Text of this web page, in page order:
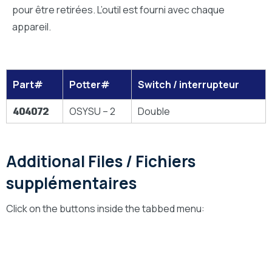
pour être retirées. L’outil est fourni avec chaque
appareil.
Part# Potter#
Switch / interrupteur
404072
OSYSU – 2 Double
Additional Files / Fichiers
supplémentaires
Click on the buttons inside the tabbed menu: